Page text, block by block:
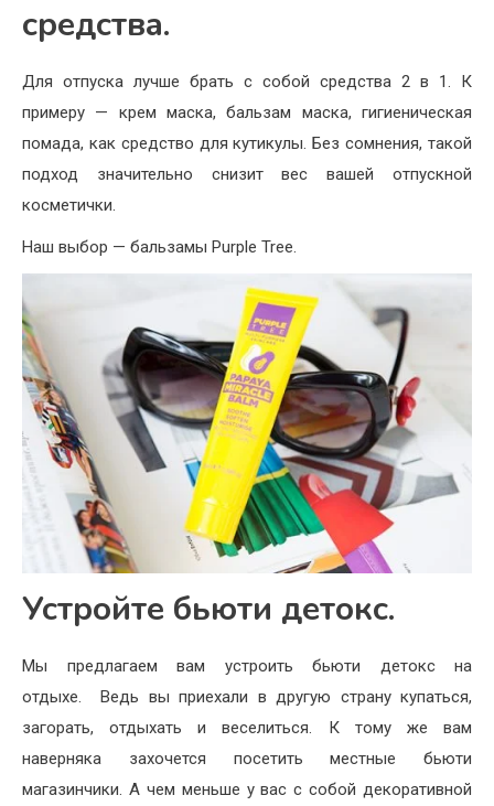
средства.
Для отпуска лучше брать с собой средства 2 в 1. К
примеру — крем маска, бальзам маска, гигиеническая
помада, как средство для кутикулы. Без сомнения, такой
подход значительно снизит вес вашей отпускной
косметички.
Наш выбор — бальзамы Purple Tree.
Устройте бьюти детокс.
Мы предлагаем вам устроить бьюти детокс на
отдыхе.
Ведь вы приехали в другую страну купаться,
загорать, отдыхать и веселиться. К тому же вам
наверняка захочется посетить местные бьюти
магазинчики. А чем меньше у вас с собой декоративной